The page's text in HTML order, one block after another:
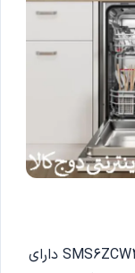
سری 6 مونتاژ آلمان SMS6ZCW37Q دارای